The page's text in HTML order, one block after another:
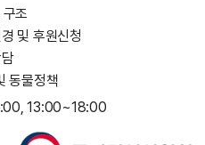
조
및 후원신청
동물정책
13:00~18:00